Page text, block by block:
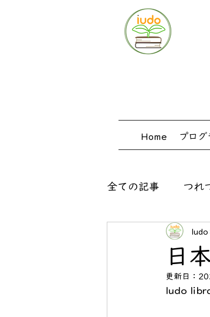
Home プログ
全ての記事 つれ
出口式みらい学
日
ludo
更新日：
ludo